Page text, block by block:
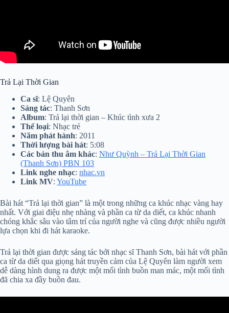
Trả Lại Thời Gian
Ca sĩ: Lệ Quyên
Sáng tác: Thanh Sơn
Album: Trả lại thời gian – Khúc tình xưa 2
Thể loại: Nhạc trẻ
Năm phát hành: 2011
Thời lượng bài hát: 5:08
Các bản thu âm khác: Như Quỳnh – Trả Lại Thời Gian
(Thanh Sơn) PBN 103
Link nghe nhạc: nhac.vn
Link MV: YouTube
Bài hát “Trả lại thời gian” là một trong những ca khúc nhạc vàng hay
nhất. Với giai điệu nhẹ nhàng và phần ca từ da diết, ca khúc nhanh
chóng khắc sâu vào tâm trí của người nghe và cũng được nhiều người
lựa chọn khi đi hát karaoke.
Trả lại thời gian được sáng tác bởi nhạc sĩ Thanh Sơn, bài hát với phần
ca từ da diết qua giọng hát truyền cảm của Lệ Quyên làm người xem
dễ dàng hình dung ra được một mối tình buồn man mác, một mối tình
đã chia xa đầy buồn đau.